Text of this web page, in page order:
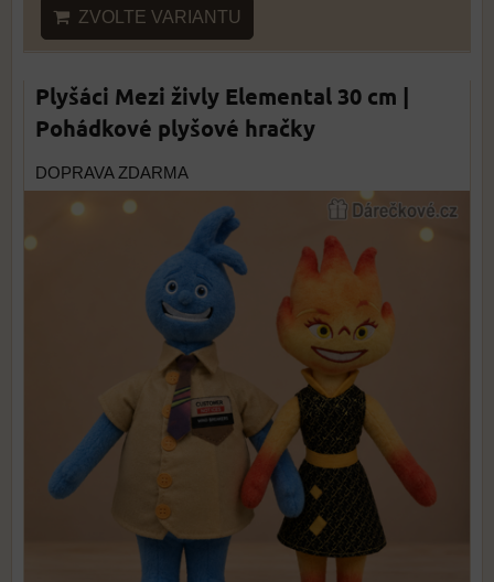
ZVOLTE VARIANTU
Plyšáci Mezi živly Elemental 30 cm |
Pohádkové plyšové hračky
DOPRAVA ZDARMA